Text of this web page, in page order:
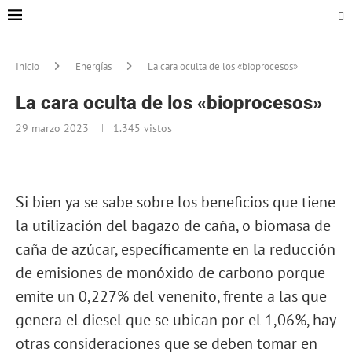
Inicio Energías La cara oculta de los «bioprocesos»
La cara oculta de los «bioprocesos»
29 marzo 2023 1.345 vistos
Si bien ya se sabe sobre los beneficios que tiene
la utilización del bagazo de caña, o biomasa de
caña de azúcar, específicamente en la reducción
de emisiones de monóxido de carbono porque
emite un 0,227% del venenito, frente a las que
genera el diesel que se ubican por el 1,06%, hay
otras consideraciones que se deben tomar en